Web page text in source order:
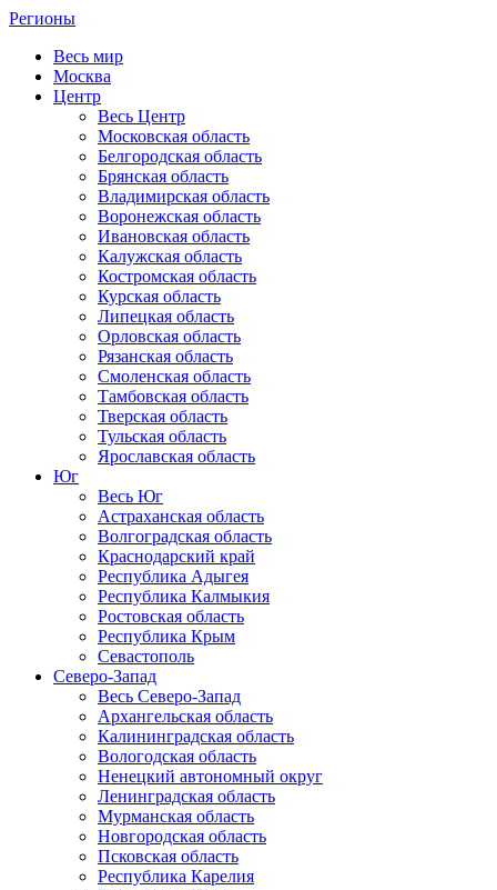
Регионы
Весь мир
Москва
Центр
Весь Центр
Московская область
Белгородская область
Брянская область
Владимирская область
Воронежская область
Ивановская область
Калужская область
Костромская область
Курская область
Липецкая область
Орловская область
Рязанская область
Смоленская область
Тамбовская область
Тверская область
Тульская область
Ярославская область
Юг
Весь Юг
Астраханская область
Волгоградская область
Краснодарский край
Республика Адыгея
Республика Калмыкия
Ростовская область
Республика Крым
Севастополь
Северо-Запад
Весь Северо-Запад
Архангельская область
Калининградская область
Вологодская область
Ненецкий автономный округ
Ленинградская область
Мурманская область
Новгородская область
Псковская область
Республика Карелия